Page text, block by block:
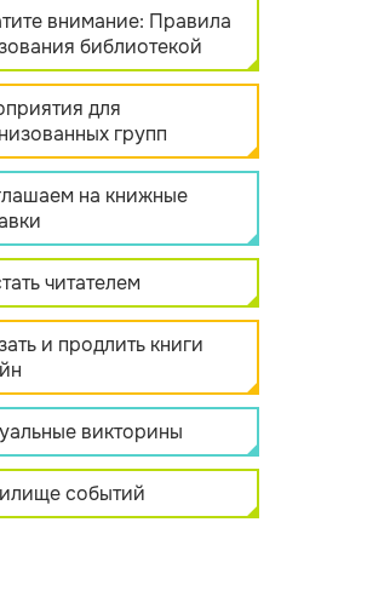
внимание: Правила
библиотекой
для
групп
на книжные
читателем
и продлить книги
викторины
событий